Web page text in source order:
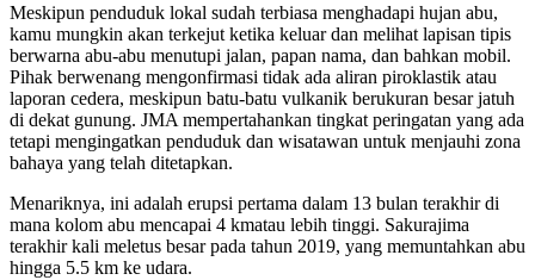
Meskipun penduduk lokal sudah terbiasa menghadapi hujan abu,
kamu mungkin akan terkejut ketika keluar dan melihat lapisan tipis
berwarna abu-abu menutupi jalan, papan nama, dan bahkan mobil.
Pihak berwenang mengonfirmasi tidak ada aliran piroklastik atau
laporan cedera, meskipun batu-batu vulkanik berukuran besar jatuh
di dekat gunung. JMA mempertahankan tingkat peringatan yang ada
tetapi mengingatkan penduduk dan wisatawan untuk menjauhi zona
bahaya yang telah ditetapkan.
Menariknya, ini adalah erupsi pertama dalam 13 bulan terakhir di
mana kolom abu mencapai 4 kmatau lebih tinggi. Sakurajima
terakhir kali meletus besar pada tahun 2019, yang memuntahkan abu
hingga 5.5 km ke udara.